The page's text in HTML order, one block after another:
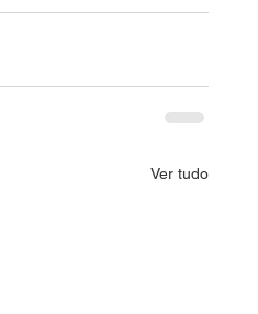
Ver tudo